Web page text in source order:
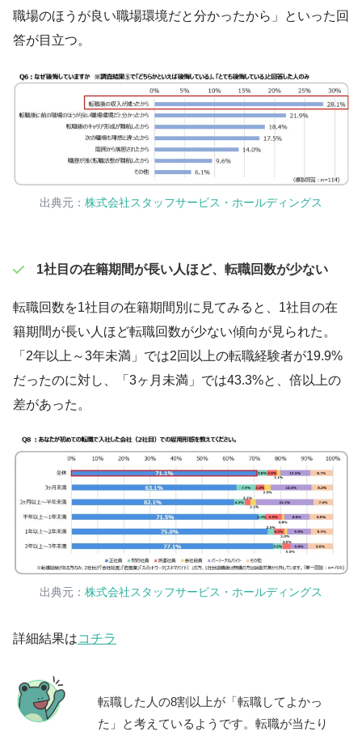
職場のほうが良い職場環境だと分かったから」といった回
答が目立つ。
出典元： 株式会社スタッフサービス・ホールディングス
1社目の在籍期間が長い人ほど、転職回数が少ない
転職回数を1社目の在籍期間別に見てみると、1社目の在
籍期間が長い人ほど転職回数が少ない傾向が見られた。
「2年以上～3年未満」では2回以上の転職経験者が19.9%
だったのに対し、「3ヶ月未満」では43.3%と、倍以上の
差があった。
出典元： 株式会社スタッフサービス・ホールディングス
詳細結果はコチラ
転職した人の8割以上が「転職してよかっ
た」と考えているようです。転職が当たり